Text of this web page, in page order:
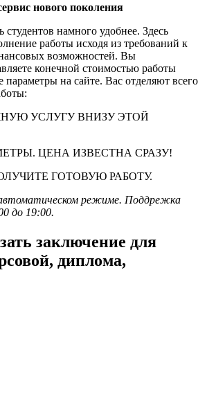
нового поколения
студентов намного удобнее. Здесь
работы исходя из требований к
возможностей. Вы
конечной стоимостью работы
на сайте. Вас отделяют всего
УСЛУГУ ВНИЗУ ЭТОЙ
ЦЕНА ИЗВЕСТНА СРАЗУ!
ГОТОВУЮ РАБОТУ.
режиме. Поддрежка
до 19:00.
заключение для
диплома,